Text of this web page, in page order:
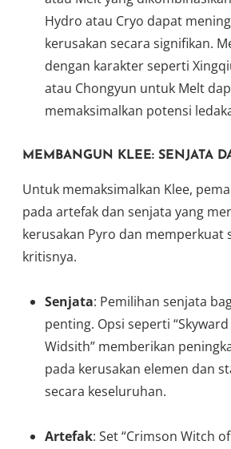
Hydro atau Cryo dapat
kerusakan secara signifikan.
dengan karakter seperti
atau Chongyun untuk Melt
memaksimalkan potensi
MEMBANGUN KLEE: SENJATA
Untuk memaksimalkan Klee,
pada artefak dan senjata yang
kerusakan Pyro dan memperkuat
kritisnya.
Senjata: Pemilihan senjata
penting. Opsi seperti “Skyward
Widsith” memberikan
pada kerusakan elemen dan
secara keseluruhan.
Artefak: Set “Crimson Witch